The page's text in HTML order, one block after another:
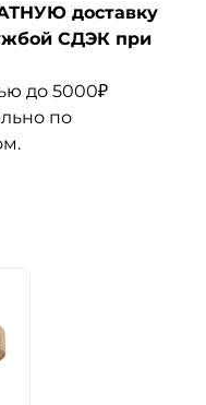
доставку
СДЭК при
до 5000₽
по